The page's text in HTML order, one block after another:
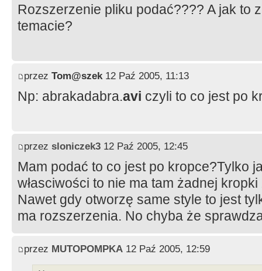
Rozszerzenie pliku podać???? A jak to
temacie?
przez Tom@szek12 Paź 2005, 11:13
Np: abrakadabra.avi czyli to co jest po
przez sloniczek3 12 Paź 2005, 12:45
Mam podać to co jest po kropce?Tylko
własciwości to nie ma tam żadnej
Nawet gdy otworzę same style to jest
ma rozszerzenia. No chyba że
przez MUTOPOMPKA 12 Paź 2005, 12:59